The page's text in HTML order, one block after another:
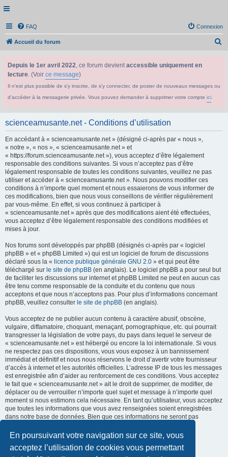
En poursuivant votre navigation sur ce site, vous
acceptez l’utilisation de cookies vous permettant
FAQ Connexion
Accueil du forum
Depuis le 1er avril 2022, ce forum devientaccessible uniquement en
lecture. (Voir ce message)
Il n'est plus possible de s'y inscrire, de s'y connecter, de poster de nouveaux messages ou
d'accéder à la messagerie privée. Vous pouvez demander à supprimer votre compte ici
scienceamusante.net - Conditions d’utilisation
En accédant à « scienceamusante.net » (désigné ci-après par « nous »,
« notre », « nos », « scienceamusante.net » et
« https://forum.scienceamusante.net »), vous acceptez d’être légalement
responsable des conditions suivantes. Si vous n’acceptez pas d’être
légalement responsable de toutes les conditions suivantes, veuillez ne pas
utiliser et accéder à « scienceamusante.net ». Nous pouvons modifier ces
conditions à n’importe quel moment et nous essaierons de vous informer de
ces modifications, bien que nous vous conseillons de vérifier régulièrement
par vous-même. En effet, si vous continuez à participer à
« scienceamusante.net » après que des modifications aient été effectuées,
vous acceptez d’être légalement responsable des conditions modifiées et
mises à jour.
Nos forums sont développés par phpBB (désignés ci-après par « logiciel
phpBB » et « phpBB Limited ») qui est un logiciel de forum de discussions
déclaré sous la « licence publique générale GNU 2.0 » et qui peut être
téléchargé sur le site de phpBB (en anglais). Le logiciel phpBB a pour seul but
de faciliter les discussions sur internet et phpBB Limited ne peut en aucun cas
être tenu comme responsable de la conduite et du contenu que nous
acceptons et que nous n’acceptons pas. Pour plus d’informations concernant
phpBB, veuillez consulter le site de phpBB (en anglais).
Vous acceptez de ne publier aucun contenu à caractère abusif, obscène,
vulgaire, diffamatoire, choquant, menaçant, pornographique, etc. qui pourrait
transgresser la législation de votre pays, du pays dans lequel le serveur de
« scienceamusante.net » est hébergé ou encore la loi internationale. Si vous
ne respectez pas ces dispositions, vous vous exposez à un bannissement
immédiat et définitif et nous nous réservons le droit d’avertir votre fournisseur
d’accès à internet et les autorités officielles. L’adresse IP de tous les messages
est enregistrée afin d’aider au renforcement de ces conditions. Vous acceptez
le fait que « scienceamusante.net » ait le droit de supprimer, de modifier, de
déplacer ou de verrouiller n’importe quel sujet et message à n’importe quel
moment si nous estimons cela nécessaire. En tant qu’utilisateur, vous acceptez
que toutes les informations que vous avez renseignées soient enregistrées
dans notre base de données. Bien que ces informations ne seront pas
« scienceamusante.net », ni phpBB, ne pourront être tenus comme
responsables en cas de tentative de piratage informatique visant à
compromettre vos données.